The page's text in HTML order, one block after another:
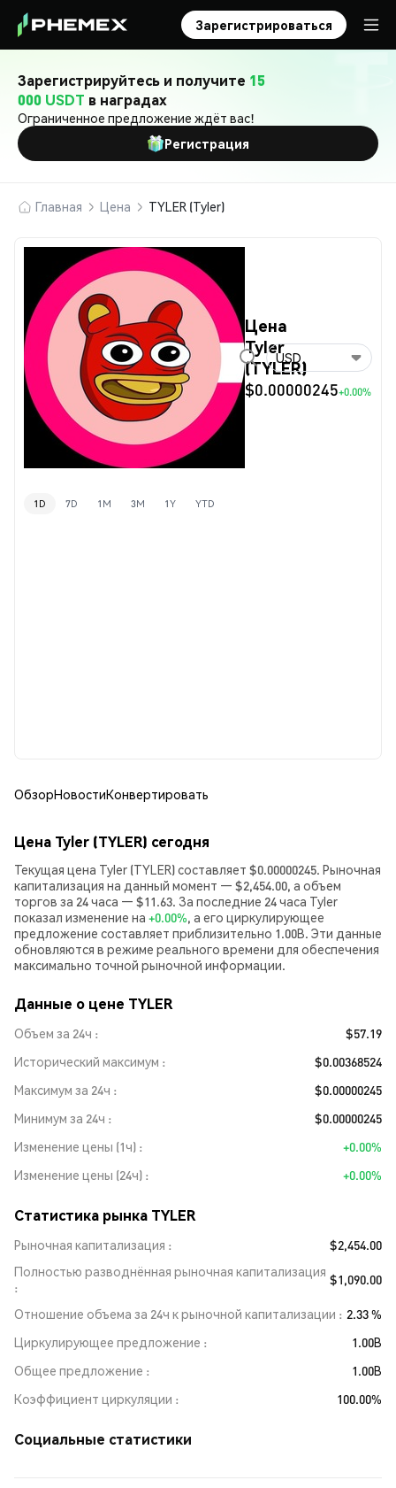
Зарегистрироваться
Зарегистрируйтесь и получите 15
000 USDT в наградах
Ограниченное предложение ждёт вас!
Регистрация
Главная Цена TYLER (Tyler)
Цена
Tyler
(TYLER)
$0.00000245+0.00%
USD
1D 7D 1M 3M 1Y YTD
ОбзорНовостиКонвертировать
Цена Tyler (TYLER) сегодня
Текущая цена Tyler (TYLER) составляет $0.00000245. Рыночная
капитализация на данный момент — $2,454.00, а объем
торгов за 24 часа — $11.63. За последние 24 часа Tyler
показал изменение на +0.00%, а его циркулирующее
предложение составляет приблизительно 1.00B. Эти данные
обновляются в режиме реального времени для обеспечения
максимально точной рыночной информации.
Данные о цене TYLER
Объем за 24ч
$57.19
Исторический максимум
$0.00368524
Максимум за 24ч
$0.00000245
Минимум за 24ч
$0.00000245
Изменение цены (1ч)
+0.00%
Изменение цены (24ч)
+0.00%
Статистика рынка TYLER
Рыночная капитализация
$2,454.00
Полностью разводнённая рыночная капитализация $1,090.00
Отношение объема за 24ч к рыночной капитализации
2.33 %
Циркулирующее предложение
1.00B
Общее предложение
1.00B
Коэффициент циркуляции
100.00%
Социальные статистики